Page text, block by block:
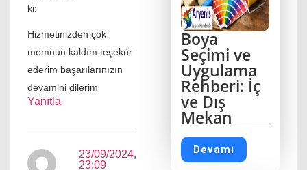
ki:
Hizmetinizden çok
memnun kaldım teşekür
ederim başarılarınızın
devamini dilerim
Yanıtla
23/09/2024,
23:09
Boya
Seçimi ve
Uygulama
Rehberi: İç
ve Dış
Mekan
Devamı